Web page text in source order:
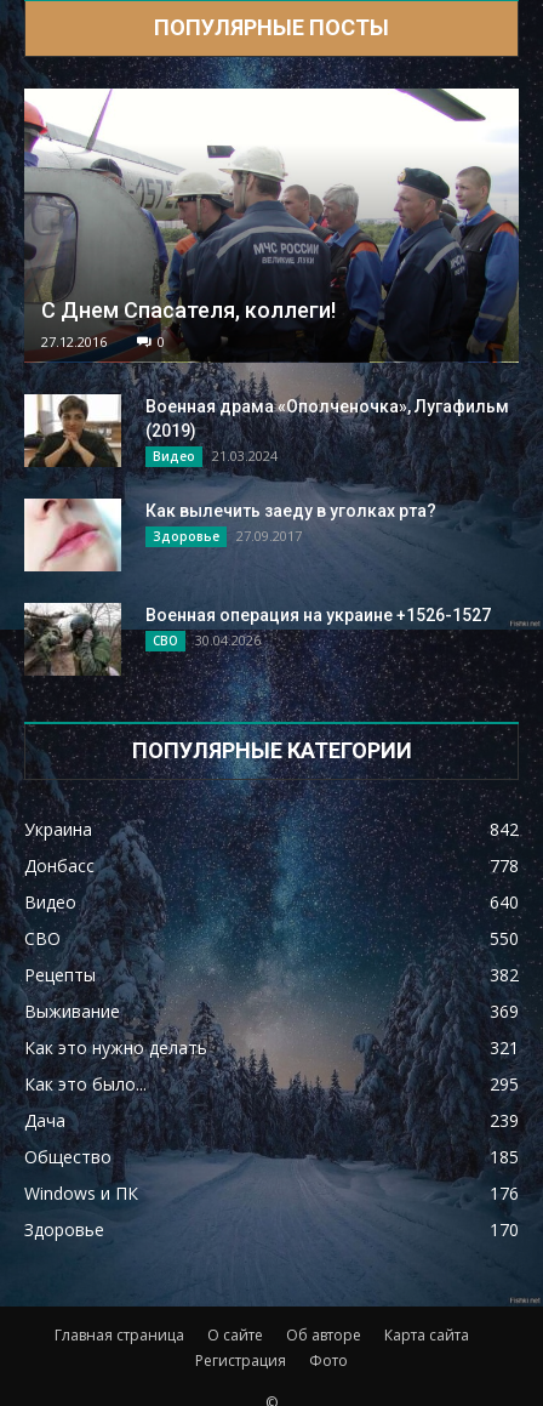
ПОПУЛЯРНЫЕ ПОСТЫ
С Днем Спасателя, коллеги!
27.12.2016 0
Военная драма «Ополченочка», Лугафильм
(2019)
Видео 21.03.2024
Как вылечить заеду в уголках рта?
Здоровье 27.09.2017
Военная операция на украине +1526-1527
СВО 30.04.2026
ПОПУЛЯРНЫЕ КАТЕГОРИИ
Украина
842
Донбасс
778
Видео
640
СВО
550
Рецепты
382
Выживание
369
Как это нужно делать
321
Как это было...
295
Дача
239
Общество
185
Windows и ПК
176
Здоровье
170
Главная страница О сайте Об авторе
Карта сайта
Регистрация
Фото